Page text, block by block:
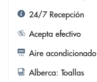
24/7 Recepción
Acepta efectivo
Aire acondicionado
Alberca: Toallas